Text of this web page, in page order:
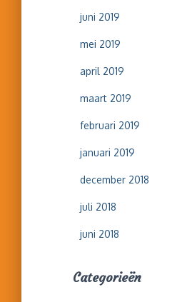
juni 2019
mei 2019
april 2019
maart 2019
februari 2019
januari 2019
december 2018
juli 2018
juni 2018
Categorieën